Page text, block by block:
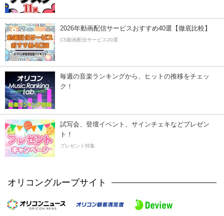
2026年動画配信サービスおすすめ40選【徹底比較】
CS動画配信サービス20選
毎週の音楽ランキングから、ヒットの推移をチェッ
ク！
試写会、登壇イベント、サインチェキなどプレゼン
ト！
プレゼント特集
オリコングループサイト